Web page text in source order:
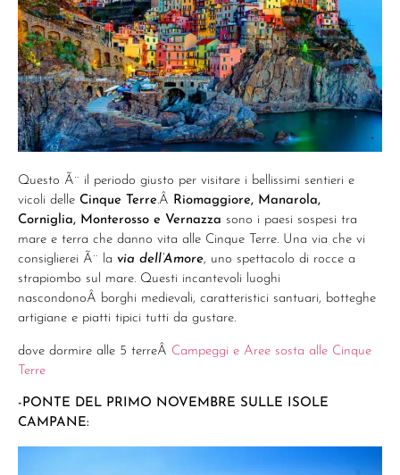
Questo Ã¨ il periodo giusto per visitare i bellissimi sentieri e
vicoli delle Cinque Terre.Â Riomaggiore, Manarola,
Corniglia, Monterosso e Vernazza sono i paesi sospesi tra
mare e terra che danno vita alle Cinque Terre. Una via che vi
consiglierei Ã¨ la via dell’Amore, uno spettacolo di rocce a
strapiombo sul mare. Questi incantevoli luoghi
nascondonoÂ borghi medievali, caratteristici santuari, botteghe
artigiane e piatti tipici tutti da gustare.
dove dormire alle 5 terreÂ Campeggi e Aree sosta alle Cinque
Terre
-PONTE DEL PRIMO NOVEMBRE SULLE ISOLE
CAMPANE: